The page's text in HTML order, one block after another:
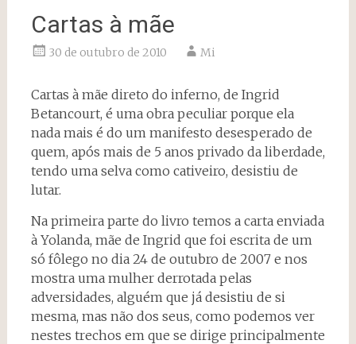
Cartas à mãe
30 de outubro de 2010 Mi
Cartas à mãe direto do inferno, de Ingrid
Betancourt, é uma obra peculiar porque ela
nada mais é do um manifesto desesperado de
quem, após mais de 5 anos privado da liberdade,
tendo uma selva como cativeiro, desistiu de
lutar.
Na primeira parte do livro temos a carta enviada
à Yolanda, mãe de Ingrid que foi escrita de um
só fôlego no dia 24 de outubro de 2007 e nos
mostra uma mulher derrotada pelas
adversidades, alguém que já desistiu de si
mesma, mas não dos seus, como podemos ver
nestes trechos em que se dirige principalmente